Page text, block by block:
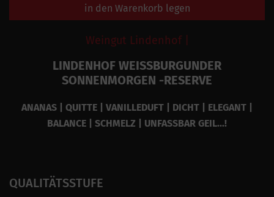
in den Warenkorb legen
Weingut Lindenhof |
LINDENHOF WEISSBURGUNDER
SONNENMORGEN -RESERVE
ANANAS | QUITTE | VANILLEDUFT | DICHT | ELEGANT |
BALANCE | SCHMELZ | UNFASSBAR GEIL...!
QUALITÄTSSTUFE